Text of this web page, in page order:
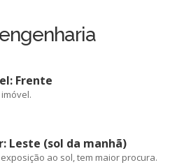
Frente
Leste (sol da manhã)
ao sol, tem maior procura.